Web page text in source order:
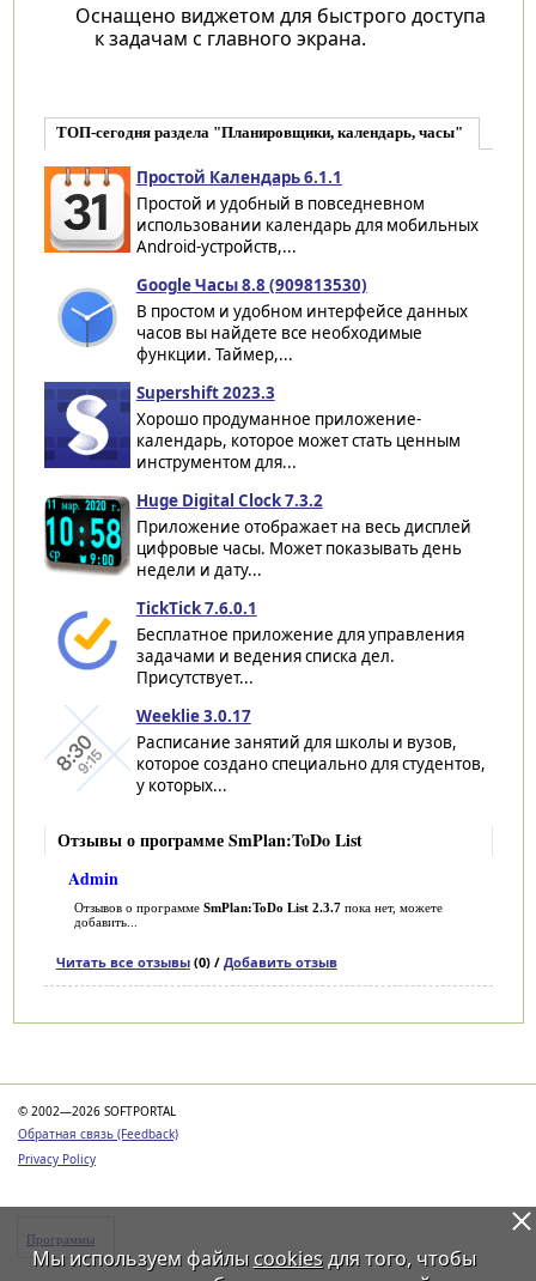
Оснащено виджетом для быстрого доступа
к задачам с главного экрана.
ТОП-сегодня раздела "Планировщики, календарь, часы"
Простой Календарь 6.1.1
Простой и удобный в повседневном
использовании календарь для мобильных
Android-устройств,...
Google Часы 8.8 (909813530)
В простом и удобном интерфейсе данных
часов вы найдете все необходимые
функции. Таймер,...
Supershift 2023.3
Хорошо продуманное приложение-
календарь, которое может стать ценным
инструментом для...
Huge Digital Clock 7.3.2
Приложение отображает на весь дисплей
цифровые часы. Может показывать день
недели и дату...
TickTick 7.6.0.1
Бесплатное приложение для управления
задачами и ведения списка дел.
Присутствует...
Weeklie 3.0.17
Расписание занятий для школы и вузов,
которое создано специально для студентов,
у которых...
Отзывы о программе SmPlan:ToDo List
Admin
Отзывов о программе SmPlan:ToDo List 2.3.7пока нет, можете
добавить...
Читать все отзывы(0) / Добавить отзыв
© 2002—2026 SOFTPORTAL
Обратная связь (Feedback)
Privacy Policy
Программы
Мы используем файлы cookiesдля того, чтобы